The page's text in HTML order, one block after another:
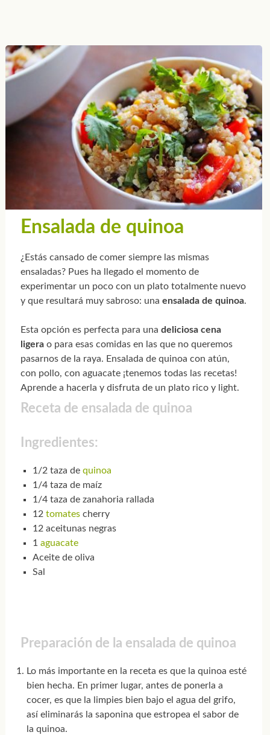
Ensalada de quinoa
¿Estás cansado de comer siempre las mismas
ensaladas? Pues ha llegado el momento de
experimentar un poco con un plato totalmente nuevo
y que resultará muy sabroso: una ensalada de quinoa.
Esta opción es perfecta para una deliciosa cena
ligerao para esas comidas en las que no queremos
pasarnos de la raya. Ensalada de quinoa con atún,
con pollo, con aguacate ¡tenemos todas las recetas!
Aprende a hacerla y disfruta de un plato rico y light.
Receta de ensalada de quinoa
Ingredientes:
1/2 taza de quinoa
1/4 taza de maíz
1/4 taza de zanahoria rallada
12 tomatescherry
12 aceitunas negras
1 aguacate
Aceite de oliva
Sal
Preparación de la ensalada de quinoa
Lo más importante en la receta es que la quinoa esté
bien hecha. En primer lugar, antes de ponerla a
cocer, es que la limpies bien bajo el agua del grifo,
así eliminarás la saponina que estropea el sabor de
la quinoa.